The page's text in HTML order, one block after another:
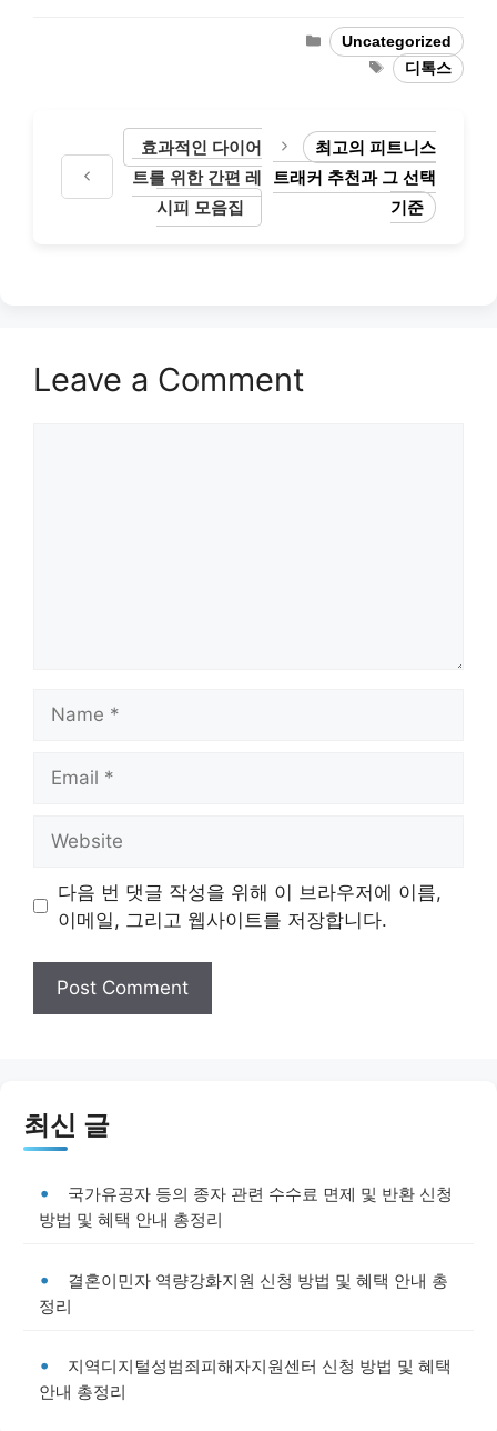
Categories
Uncategorized
Tags디톡스
효과적인 다이어
트를 위한 간편 레
시피 모음집
최고의 피트니스
트래커 추천과 그 선택
기준
Leave a Comment
다음 번 댓글 작성을 위해 이 브라우저에 이름,
이메일, 그리고 웹사이트를 저장합니다.
최신 글
국가유공자 등의 종자 관련 수수료 면제 및 반환 신청
방법 및 혜택 안내 총정리
결혼이민자 역량강화지원 신청 방법 및 혜택 안내 총
정리
지역디지털성범죄피해자지원센터 신청 방법 및 혜택
안내 총정리